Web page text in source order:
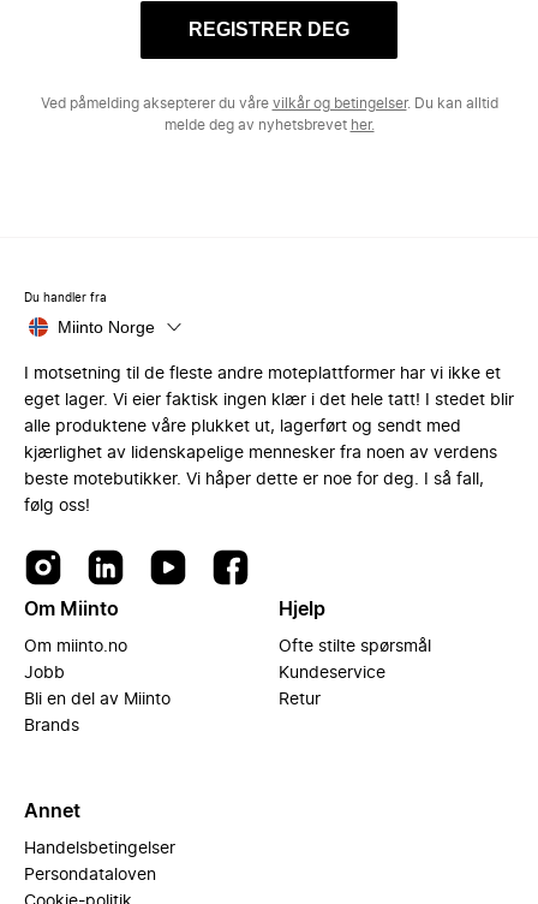
REGISTRER DEG
Ved påmelding aksepterer du våre vilkår og betingelser. Du kan alltid
melde deg av nyhetsbrevet her.
Du handler fra
Miinto Norge
I motsetning til de fleste andre moteplattformer har vi ikke et
eget lager. Vi eier faktisk ingen klær i det hele tatt! I stedet blir
alle produktene våre plukket ut, lagerført og sendt med
kjærlighet av lidenskapelige mennesker fra noen av verdens
beste motebutikker. Vi håper dette er noe for deg. I så fall,
følg oss!
Om Miinto
Om miinto.no
Jobb
Bli en del av Miinto
Brands
Hjelp
Ofte stilte spørsmål
Kundeservice
Retur
Annet
Handelsbetingelser
Persondataloven